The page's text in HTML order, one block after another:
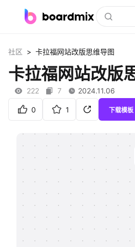
社区资源
下载
私有化部署
支持
帮助中心
社区 > 卡拉福网站改版思维导图
卡拉福网站改版
222 7 2024.11.06
0 1 下载模板